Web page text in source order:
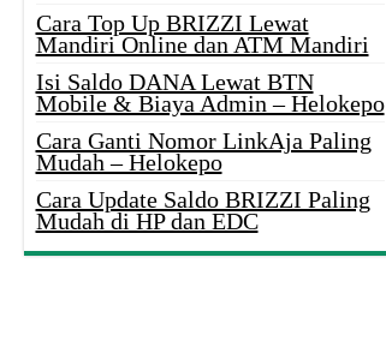
Cara Top Up BRIZZI Lewat
Mandiri Online dan ATM Mandiri
Isi Saldo DANA Lewat BTN
Mobile & Biaya Admin – Helokepo
Cara Ganti Nomor LinkAja Paling
Mudah – Helokepo
Cara Update Saldo BRIZZI Paling
Mudah di HP dan EDC